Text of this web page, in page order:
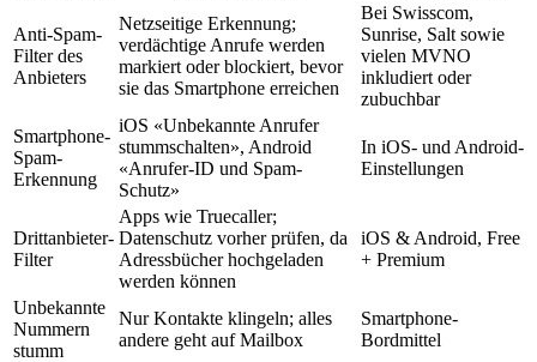
Anti-Spam-
Filter des
Anbieters
Netzseitige Erkennung;
verdächtige Anrufe werden
markiert oder blockiert, bevor
sie das Smartphone erreichen
Bei Swisscom,
Sunrise, Salt sowie
vielen MVNO
inkludiert oder
zubuchbar
Smartphone-
Spam-
Erkennung
iOS «Unbekannte Anrufer
stummschalten», Android
«Anrufer-ID und Spam-
Schutz»
In iOS- und Android-
Einstellungen
Drittanbieter-
Filter
Apps wie Truecaller;
Datenschutz vorher prüfen, da
Adressbücher hochgeladen
werden können
iOS & Android, Free
+ Premium
Unbekannte
Nummern
stumm
Nur Kontakte klingeln; alles
andere geht auf Mailbox
Smartphone-
Bordmittel